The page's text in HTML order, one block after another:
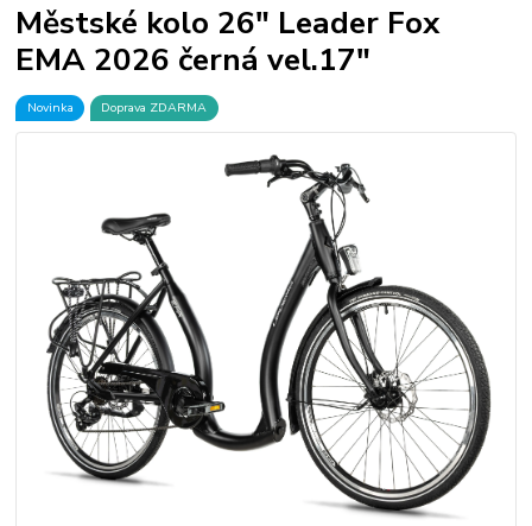
Městské kolo 26" Leader Fox
EMA 2026 černá vel.17"
Novinka Doprava ZDARMA